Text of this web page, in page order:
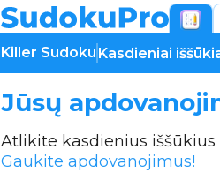
Killer Sudoku Kasdieniai
Jūsų
Atlikite kasdienius
Gaukite apdovanojimus!